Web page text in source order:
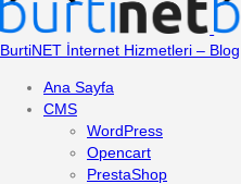
BurtiNET İnternet Hizmetleri – Blog
Ana Sayfa
CMS
WordPress
Opencart
PrestaShop